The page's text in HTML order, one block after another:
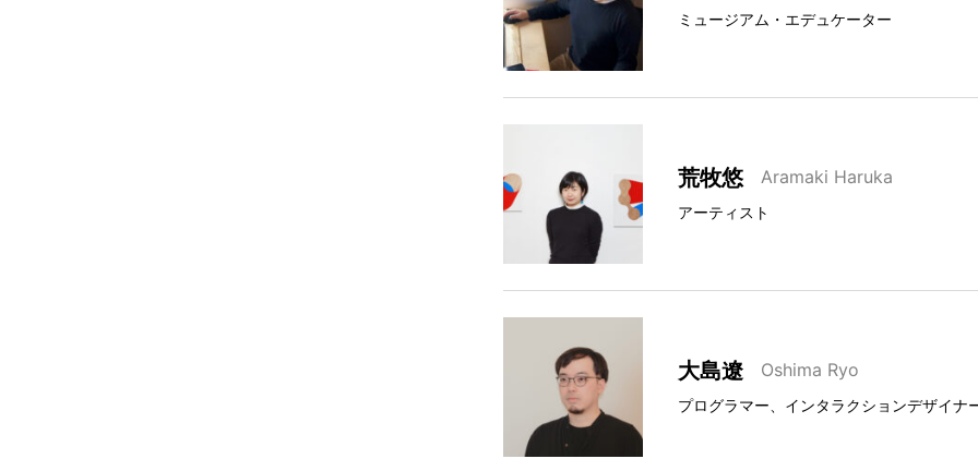
ミュージアム・エデュケーター
荒牧悠 Aramaki Haruka
アーティスト
大島遼 Oshima Ryo
プログラマー、インタラクションデザイナ